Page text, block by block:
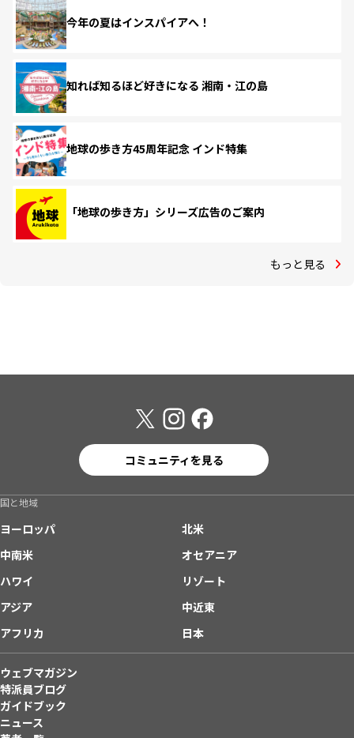
今年の夏はインスパイアへ！
知れば知るほど好きになる 湘南・江の島
地球の歩き方45周年記念 インド特集
「地球の歩き方」シリーズ広告のご案内
もっと見る
コミュニティを見る
国と地域
ヨーロッパ
北米
中南米
オセアニア
ハワイ
リゾート
アジア
中近東
アフリカ
日本
ウェブマガジン
特派員ブログ
ガイドブック
ニュース